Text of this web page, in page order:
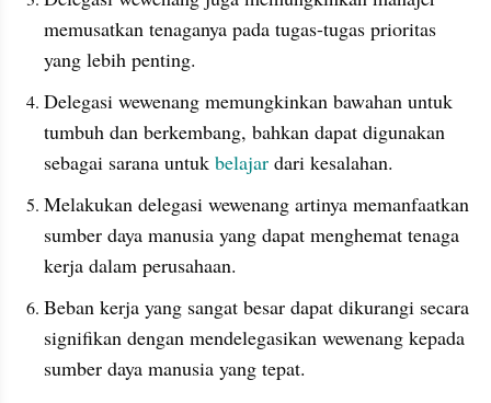
memusatkan tenaganya pada tugas-tugas prioritas
yang lebih penting.
Delegasi wewenang memungkinkan bawahan untuk
tumbuh dan berkembang, bahkan dapat digunakan
sebagai sarana untuk belajar dari kesalahan.
Melakukan delegasi wewenang artinya memanfaatkan
sumber daya manusia yang dapat menghemat tenaga
kerja dalam perusahaan.
Beban kerja yang sangat besar dapat dikurangi secara
signifikan dengan mendelegasikan wewenang kepada
sumber daya manusia yang tepat.